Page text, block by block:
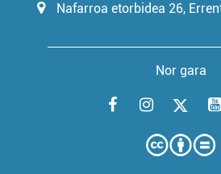
Nafarroa etorbidea 26,
Nor gara